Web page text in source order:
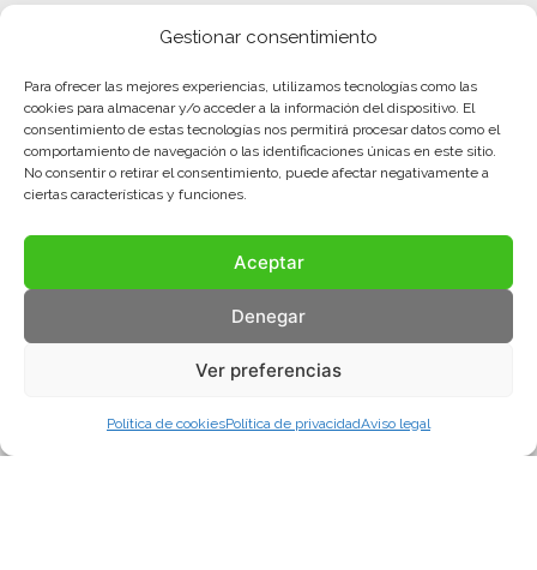
Gestionar consentimiento
Para ofrecer las mejores experiencias, utilizamos tecnologías como las
cookies para almacenar y/o acceder a la información del dispositivo. El
consentimiento de estas tecnologías nos permitirá procesar datos como el
comportamiento de navegación o las identificaciones únicas en este sitio.
No consentir o retirar el consentimiento, puede afectar negativamente a
ciertas características y funciones.
Aceptar
Denegar
Ver preferencias
Política de cookiesPolítica de privacidadAviso legal